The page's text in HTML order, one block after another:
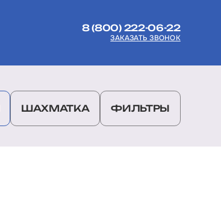
8 (800) 222-06-22
ЗАКАЗАТЬ ЗВОНОК
ШАХМАТКА ФИЛЬТРЫ